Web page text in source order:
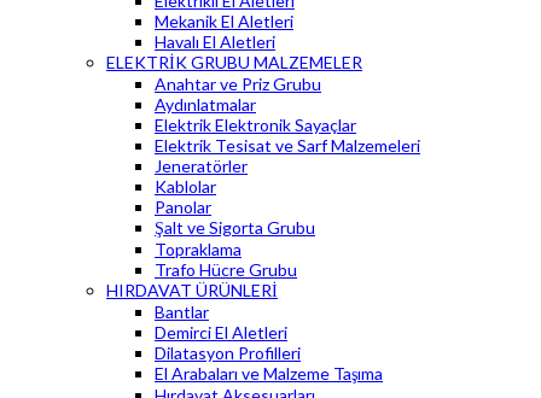
Mekanik El Aletleri
Havalı El Aletleri
ELEKTRİK GRUBU MALZEMELER
Anahtar ve Priz Grubu
Aydınlatmalar
Elektrik Elektronik Sayaçlar
Elektrik Tesisat ve Sarf Malzemeleri
Jeneratörler
Kablolar
Panolar
Şalt ve Sigorta Grubu
Topraklama
Trafo Hücre Grubu
HIRDAVAT ÜRÜNLERİ
Bantlar
Demirci El Aletleri
Dilatasyon Profilleri
El Arabaları ve Malzeme Taşıma